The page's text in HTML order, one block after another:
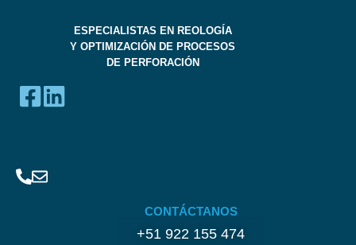
ESPECIALISTAS EN REOLOGÍA
Y OPTIMIZACIÓN DE PROCESOS
DE PERFORACIÓN
CONTÁCTANOS
+51 922 155 474